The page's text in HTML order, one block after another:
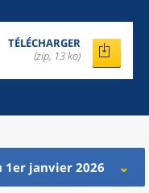
TÉLÉCHARGER
(zip, 13 ko)
1er janvier 2026